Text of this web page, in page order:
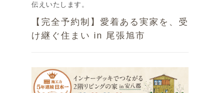
伝えいたします。
【完全予約制】愛着ある実家を、受
け継ぐ住まい in 尾張旭市